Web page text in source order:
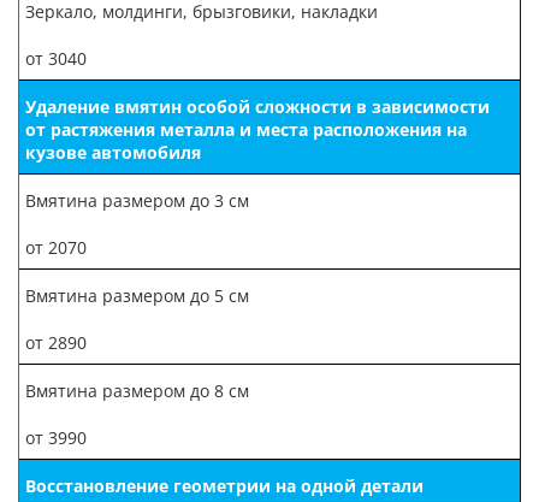
Зеркало, молдинги, брызговики, накладки
от 3040
Удаление вмятин особой сложности в зависимости
от растяжения металла и места расположения на
кузове автомобиля
Вмятина размером до 3 см
от 2070
Вмятина размером до 5 см
от 2890
Вмятина размером до 8 см
от 3990
Восстановление геометрии на одной детали